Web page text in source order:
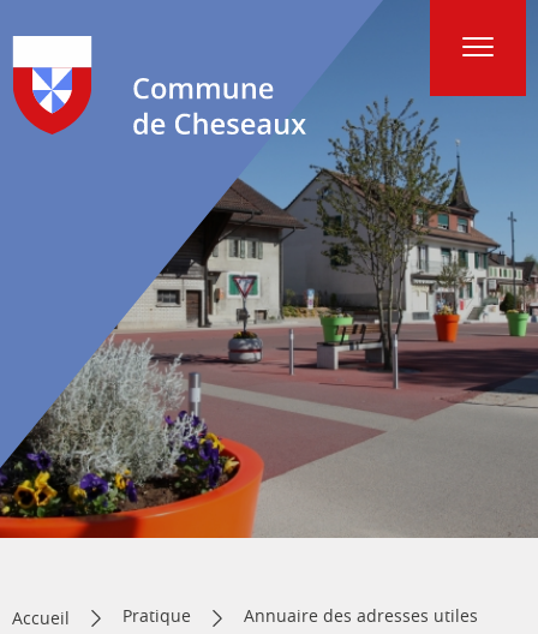
Accueil Pratique
Annuaire des adresses utiles